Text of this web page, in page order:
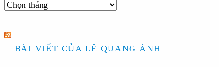
Lưu
BÀI VIẾT CỦA LÊ QUANG ÁNH